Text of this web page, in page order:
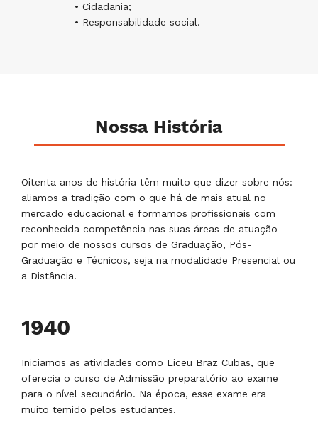
• Cidadania;
• Responsabilidade social.
Nossa História
Oitenta anos de história têm muito que dizer sobre nós:
aliamos a tradição com o que há de mais atual no
mercado educacional e formamos profissionais com
reconhecida competência nas suas áreas de atuação
por meio de nossos cursos de Graduação, Pós-
Graduação e Técnicos, seja na modalidade Presencial ou
a Distância.
1965
Até este ano, eram oferecidos o que se conhecia na
época como pré-primário, primário, admissão ao ginásio
e comércio, ginasial, comercial básico, técnico de
contabilidade, normal e aperfeiçoamento. Mais e mais